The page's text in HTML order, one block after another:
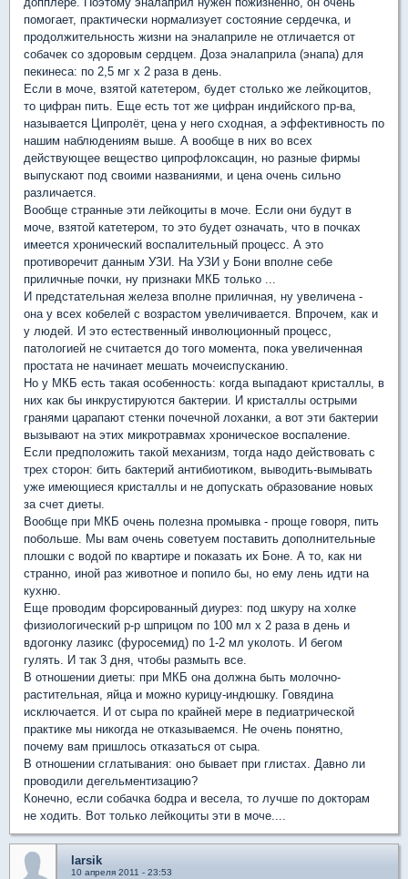
помогает, практически нормализует состояние сердечка, и
продолжительность жизни на эналаприле не отличается от
собачек со здоровым сердцем. Доза эналаприла (энапа) для
пекинеса: по 2,5 мг х 2 раза в день.
Если в моче, взятой катетером, будет столько же лейкоцитов,
то цифран пить. Еще есть тот же цифран индийского пр-ва,
называется Ципролёт, цена у него сходная, а эффективность по
нашим наблюдениям выше. А вообще в них во всех
действующее вещество ципрофлоксацин, но разные фирмы
выпускают под своими названиями, и цена очень сильно
различается.
Вообще странные эти лейкоциты в моче. Если они будут в
моче, взятой катетером, то это будет означать, что в почках
имеется хронический воспалительный процесс. А это
противоречит данным УЗИ. На УЗИ у Бони вполне себе
приличные почки, ну признаки МКБ только ...
И предстательная железа вполне приличная, ну увеличена -
она у всех кобелей с возрастом увеличивается. Впрочем, как и
у людей. И это естественный инволюционный процесс,
патологией не считается до того момента, пока увеличенная
простата не начинает мешать мочеиспусканию.
Но у МКБ есть такая особенность: когда выпадают кристаллы, в
них как бы инкрустируются бактерии. И кристаллы острыми
гранями царапают стенки почечной лоханки, а вот эти бактерии
вызывают на этих микротравмах хроническое воспаление.
Если предположить такой механизм, тогда надо действовать с
трех сторон: бить бактерий антибиотиком, выводить-вымывать
уже имеющиеся кристаллы и не допускать образование новых
за счет диеты.
Вообще при МКБ очень полезна промывка - проще говоря, пить
побольше. Мы вам очень советуем поставить дополнительные
плошки с водой по квартире и показать их Боне. А то, как ни
странно, иной раз животное и попило бы, но ему лень идти на
кухню.
Еще проводим форсированный диурез: под шкуру на холке
физиологический р-р шприцом по 100 мл х 2 раза в день и
вдогонку лазикс (фуросемид) по 1-2 мл уколоть. И бегом
гулять. И так 3 дня, чтобы размыть все.
В отношении диеты: при МКБ она должна быть молочно-
растительная, яйца и можно курицу-индюшку. Говядина
исключается. И от сыра по крайней мере в педиатрической
практике мы никогда не отказываемся. Не очень понятно,
почему вам пришлось отказаться от сыра.
В отношении сглатывания: оно бывает при глистах. Давно ли
проводили дегельментизацию?
Конечно, если собачка бодра и весела, то лучше по докторам
не ходить. Вот только лейкоциты эти в моче....
larsik
10 апреля 2011 - 23:53